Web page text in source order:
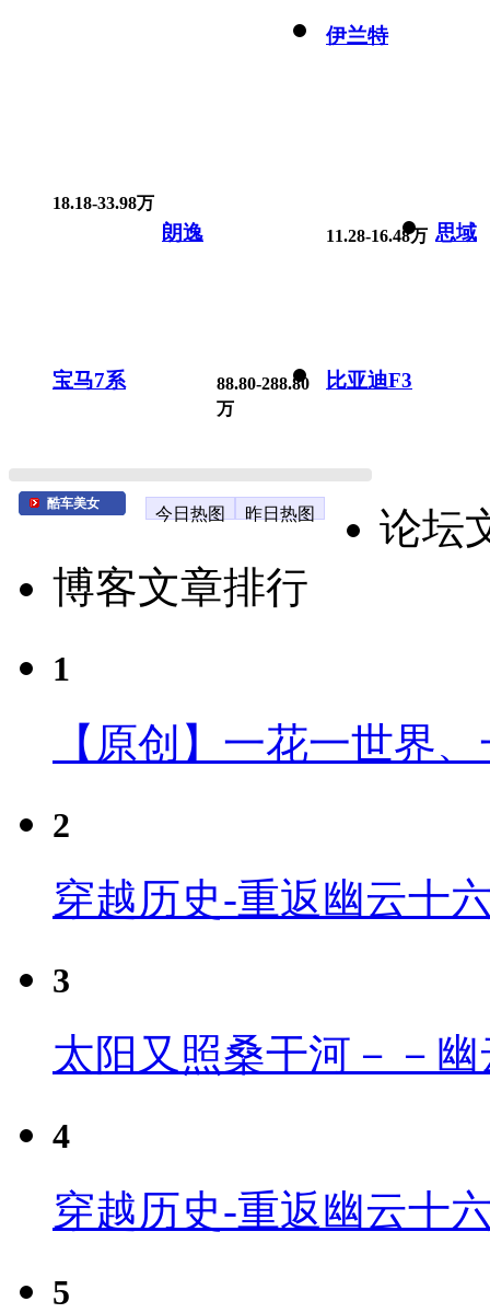
伊兰特
18.18-33.98万
朗逸 11.28-16.48万 思域
宝马7系
88.80-288.80
万
比亚迪F3
酷车美女
今日热图 昨日热图
论坛
博客文章排行
1
【原创】一花一世界
2
穿越历史-重返幽云十
3
太阳又照桑干河－－
4
穿越历史-重返幽云十
5